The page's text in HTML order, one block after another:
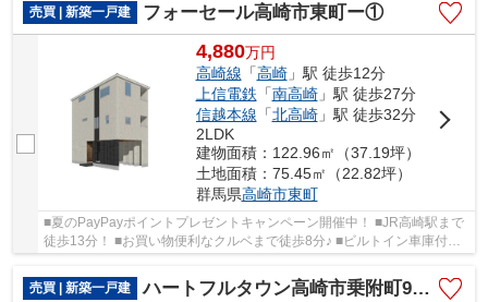
売買 | 新築一戸建
フォーセール高崎市東町ー①
4,880万円
高崎線 「高崎」駅 徒歩12分
上信電鉄 「南高崎」駅 徒歩27分
信越本線 「北高崎」駅 徒歩32分
2LDK
建物面積：122.96㎡（37.19坪）
土地面積：75.45㎡（22.82坪）
群馬県高崎市東町
■夏のPayPayポイントプレゼントキャンペーン開催中！ ■JR高崎駅まで
徒歩13分！ ■お買い物便利なクルベまで徒歩8分♪ ■ビルトイン車庫付き3
階建て住宅！ ○城東小学校まで480ｍ ○高松中...
売買 | 新築一戸建
ハートフルタウン高崎市乗附町90ーA